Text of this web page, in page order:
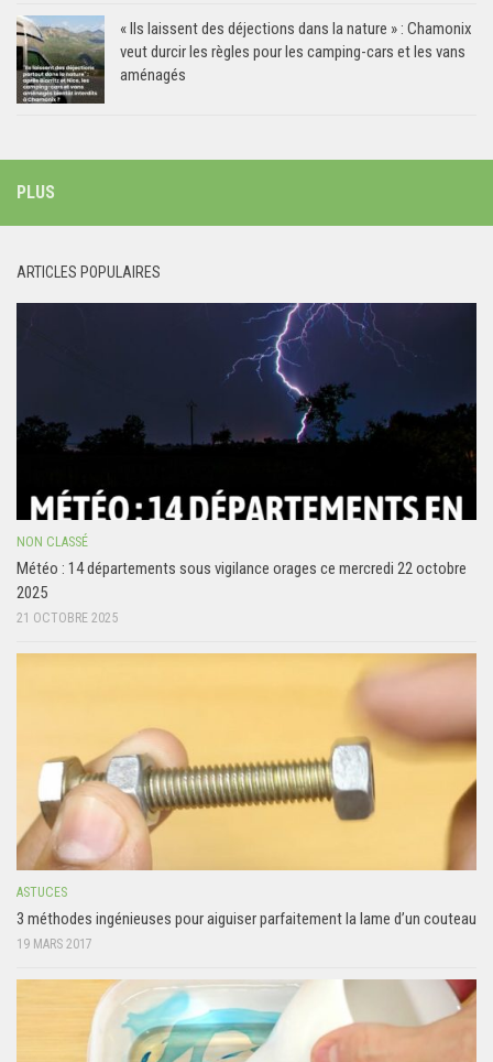
« Ils laissent des déjections dans la nature » : Chamonix
veut durcir les règles pour les camping-cars et les vans
aménagés
PLUS
ARTICLES POPULAIRES
NON CLASSÉ
Météo : 14 départements sous vigilance orages ce mercredi 22 octobre
2025
21 OCTOBRE 2025
ASTUCES
3 méthodes ingénieuses pour aiguiser parfaitement la lame d’un couteau
19 MARS 2017